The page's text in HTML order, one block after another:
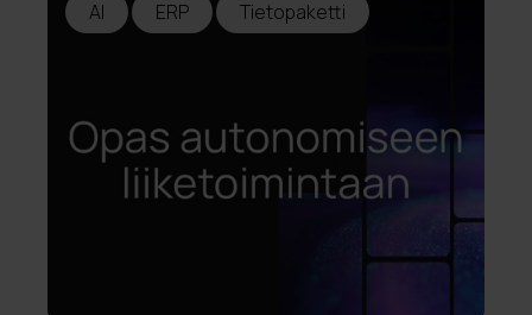
AI ERP Tietopaketti